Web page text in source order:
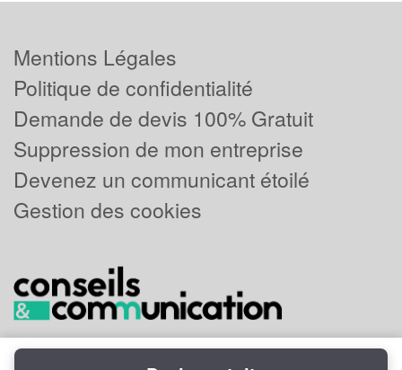
Mentions Légales
Politique de confidentialité
Demande de devis 100% Gratuit
Suppression de mon entreprise
Devenez un communicant étoilé
Gestion des cookies